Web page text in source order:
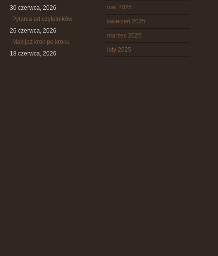
30 czerwca, 2026
Pytania od czytelników
26 czerwca, 2026
Makijaż krok po kroku
18 czerwca, 2026
maj 2025
kwiecień 2025
marzec 2025
luty 2025